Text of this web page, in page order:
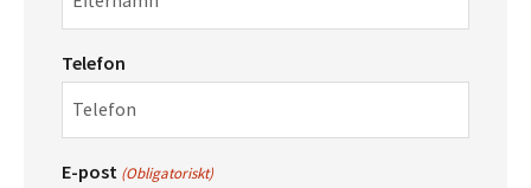
Telefon
E-post (Obligatoriskt)